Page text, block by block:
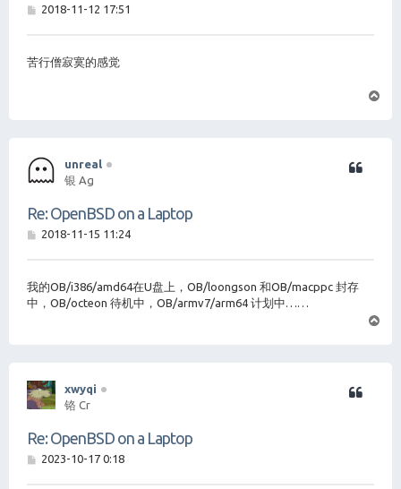
帖
2018-11-12 17:51
苦行僧寂寞的感觉
unreal
银 Ag
Re: OpenBSD on a Laptop
帖
2018-11-15 11:24
我的OB/i386/amd64在U盘上，OB/loongson 和OB/macppc 封存
中，OB/octeon 待机中，OB/armv7/arm64 计划中……
xwyqi
铬 Cr
Re: OpenBSD on a Laptop
帖
2023-10-17 0:18